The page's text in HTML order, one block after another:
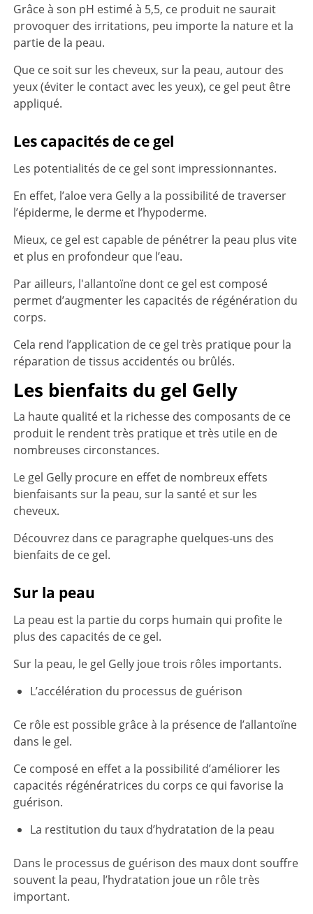
Grâce à son pH estimé à 5,5, ce produit ne saurait
provoquer des irritations, peu importe la nature et la
partie de la peau.
Que ce soit sur les cheveux, sur la peau, autour des
yeux (éviter le contact avec les yeux), ce gel peut être
appliqué.
Les capacités de ce gel
Les potentialités de ce gel sont impressionnantes.
En effet, l’aloe vera Gelly a la possibilité de traverser
l’épiderme, le derme et l’hypoderme.
Mieux, ce gel est capable de pénétrer la peau plus vite
et plus en profondeur que l’eau.
Par ailleurs, l'allantoïne dont ce gel est composé
permet d’augmenter les capacités de régénération du
corps.
Cela rend l’application de ce gel très pratique pour la
réparation de tissus accidentés ou brûlés.
Les bienfaits du gel Gelly
La haute qualité et la richesse des composants de ce
produit le rendent très pratique et très utile en de
nombreuses circonstances.
Le gel Gelly procure en effet de nombreux effets
bienfaisants sur la peau, sur la santé et sur les
cheveux.
Découvrez dans ce paragraphe quelques-uns des
bienfaits de ce gel.
Sur la peau
La peau est la partie du corps humain qui profite le
plus des capacités de ce gel.
Sur la peau, le gel Gelly joue trois rôles importants.
L’accélération du processus de guérison
Ce rôle est possible grâce à la présence de l’allantoïne
dans le gel.
Ce composé en effet a la possibilité d’améliorer les
capacités régénératrices du corps ce qui favorise la
guérison.
La restitution du taux d’hydratation de la peau
Dans le processus de guérison des maux dont souffre
souvent la peau, l’hydratation joue un rôle très
important.